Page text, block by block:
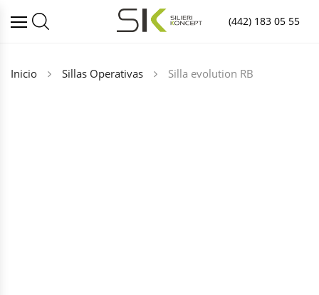
(442) 183 05 55
Inicio Sillas Operativas Silla evolution RB